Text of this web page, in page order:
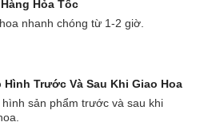
Hỏa Tốc
nhanh chóng từ 1-2 giờ.
Hình Trước Và Sau Khi Giao Hoa
hình sản phẩm trước và sau khi